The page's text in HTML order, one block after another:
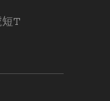
短T